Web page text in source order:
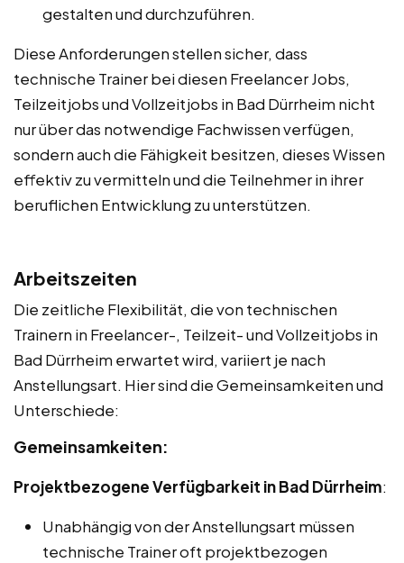
gestalten und durchzuführen.
Diese Anforderungen stellen sicher, dass
technische Trainer bei diesen Freelancer Jobs,
Teilzeitjobs und Vollzeitjobs in Bad Dürrheim nicht
nur über das notwendige Fachwissen verfügen,
sondern auch die Fähigkeit besitzen, dieses Wissen
effektiv zu vermitteln und die Teilnehmer in ihrer
beruflichen Entwicklung zu unterstützen.
Arbeitszeiten
Die zeitliche Flexibilität, die von technischen
Trainern in Freelancer-, Teilzeit- und Vollzeitjobs in
Bad Dürrheim erwartet wird, variiert je nach
Anstellungsart. Hier sind die Gemeinsamkeiten und
Unterschiede:
Gemeinsamkeiten:
Projektbezogene Verfügbarkeit in Bad Dürrheim:
Unabhängig von der Anstellungsart müssen
technische Trainer oft projektbezogen